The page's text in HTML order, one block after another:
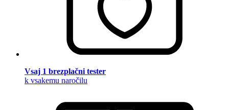
Vsaj 1 brezplačni tester
k vsakemu naročilu